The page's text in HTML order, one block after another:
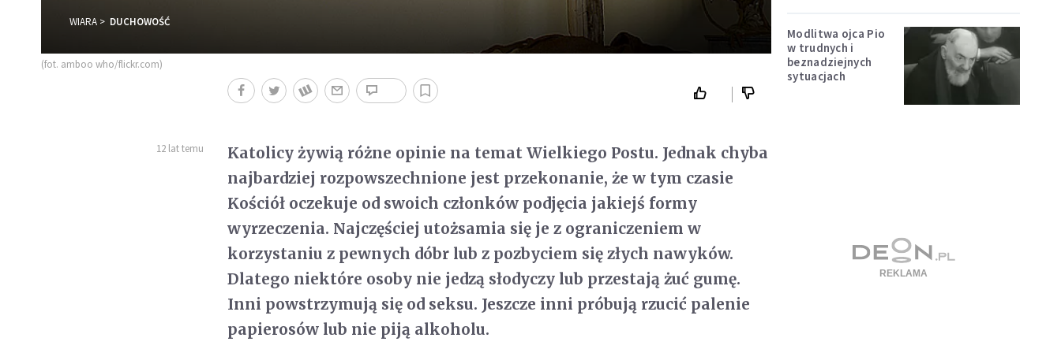
WIARA DUCHOWOŚĆ
(fot. amboo who/flickr.com)
12 lat temu
Katolicy żywią różne opinie na temat Wielkiego Postu. Jednak chyba
najbardziej rozpowszechnione jest przekonanie, że w tym czasie
Kościół oczekuje od swoich członków podjęcia jakiejś formy
wyrzeczenia. Najczęściej utożsamia się je z ograniczeniem w
korzystaniu z pewnych dóbr lub z pozbyciem się złych nawyków.
Dlatego niektóre osoby nie jedzą słodyczy lub przestają żuć gumę.
Inni powstrzymują się od seksu. Jeszcze inni próbują rzucić palenie
papierosów lub nie piją alkoholu.
Modlitwa ojca Pio
w trudnych i
beznadziejnych
sytuacjach